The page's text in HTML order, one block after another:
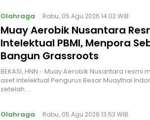
Olahraga Rabu, 05 Agu 2026 14:02 WIB
Muay Aerobik Nusantara
Intelektual PBMI, Menpora
Bangun Grassroots
BEKASI, HNN – Muay Aerobik Nusantara
aset intelektual Pengurus Besar Muaythai
setelah…
Olahraga Rabu, 05 Agu 2026 13:53 WIB